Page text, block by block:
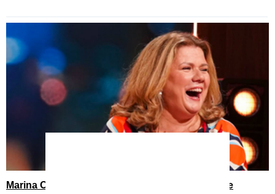
Marina Orsini vit une situation qui n’est pas facile